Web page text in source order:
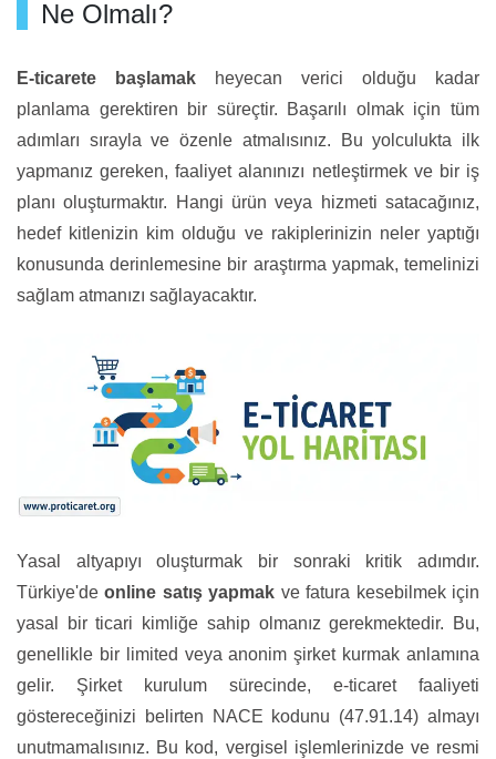
Ne Olmalı?
E-ticarete başlamak heyecan verici olduğu kadar
planlama gerektiren bir süreçtir. Başarılı olmak için tüm
adımları sırayla ve özenle atmalısınız. Bu yolculukta ilk
yapmanız gereken, faaliyet alanınızı netleştirmek ve bir iş
planı oluşturmaktır. Hangi ürün veya hizmeti satacağınız,
hedef kitlenizin kim olduğu ve rakiplerinizin neler yaptığı
konusunda derinlemesine bir araştırma yapmak, temelinizi
sağlam atmanızı sağlayacaktır.
Yasal altyapıyı oluşturmak bir sonraki kritik adımdır.
Türkiye'deonline satış yapmak ve fatura kesebilmek için
yasal bir ticari kimliğe sahip olmanız gerekmektedir. Bu,
genellikle bir limited veya anonim şirket kurmak anlamına
gelir. Şirket kurulum sürecinde, e-ticaret faaliyeti
göstereceğinizi belirten NACE kodunu (47.91.14) almayı
unutmamalısınız. Bu kod, vergisel işlemlerinizde ve resmi